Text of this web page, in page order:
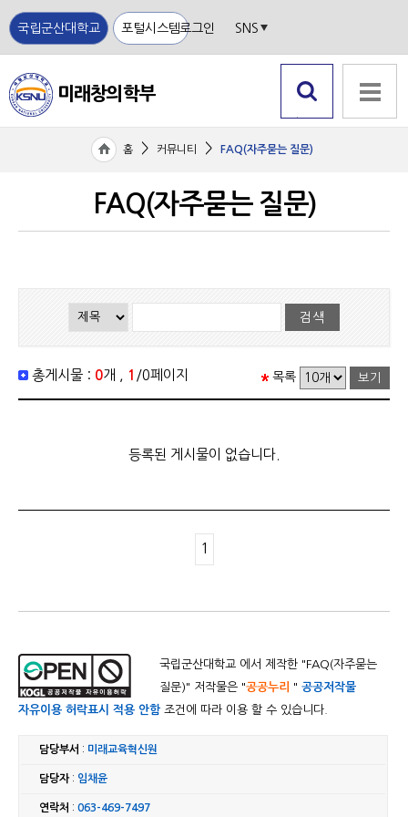
국립군산대학교 포털시스템로그인 SNS
전체메뉴
국립
미래창의학부
홈 > 커뮤니티 > FAQ(자주묻는 질문)
FAQ(자주묻는 질문)
총게시물 : 0개 , 1 /0페이지 목록
등록된 게시물이 없습니다.
1
국립군산대학교 에서 제작한 "FAQ(자주묻는
질문)" 저작물은 "공공누리 " 공공저작물
자유이용 허락표시 적용 안함조건에 따라 이용 할 수 있습니다.
담당부서 : 미래교육혁신원
담당자: 임채윤
연락처 :063-469-7497